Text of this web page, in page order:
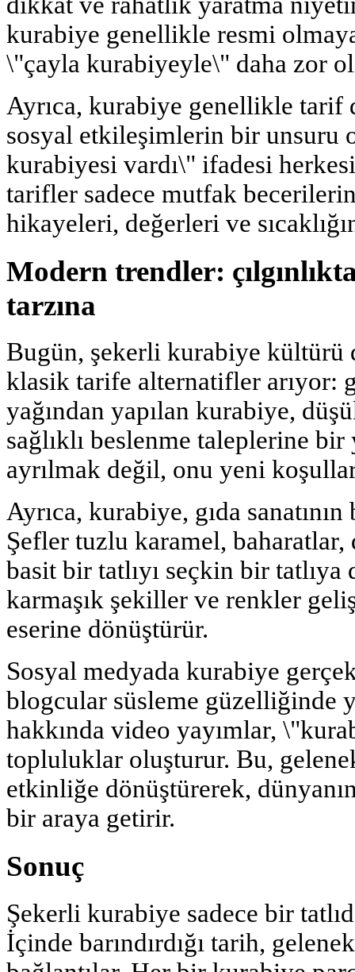
kurabiye genellikle resmi
\"çayla kurabiyeyle\" daha zor
Ayrıca, kurabiye genellikle tarif
sosyal etkileşimlerin bir unsuru
kurabiyesi vardı\" ifadesi
tarifler sadece mutfak
hikayeleri, değerleri ve
Modern trendler:
tarzına
Bugün, şekerli kurabiye kültürü
klasik tarife alternatifler arıyor:
yağından yapılan kurabiye,
sağlıklı beslenme taleplerine
ayrılmak değil, onu yeni
Ayrıca, kurabiye, gıda
Şefler tuzlu karamel, baharatlar,
basit bir tatlıyı seçkin bir tatlıya
karmaşık şekiller ve renkler
eserine dönüştürür.
Sosyal medyada kurabiye
blogcular süsleme güzelliğinde
hakkında video yayımlar,
topluluklar oluşturur. Bu,
etkinliğe dönüştürerek,
bir araya getirir.
Sonuç
Şekerli kurabiye sadece bir
İçinde barındırdığı tarih,